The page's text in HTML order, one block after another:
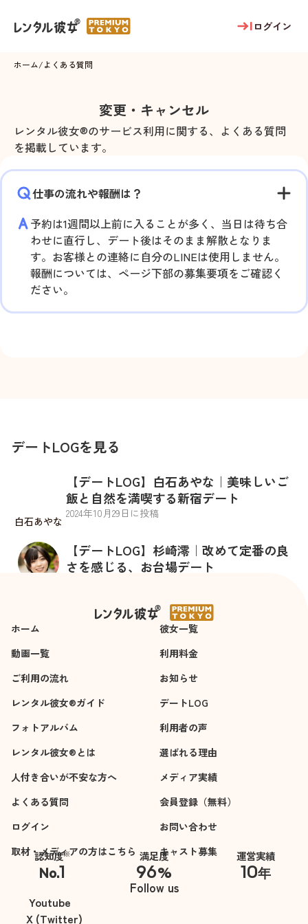
ログイン
ホーム/よくある質問
変更・キャンセル
レンタル彼女®のサービス利用に関する、よくある質問
を掲載しています。
仕事の流れや報酬は？
予約は1週間以上前に入ることが多く、当日は待ち合
わせに直行し、デート後はそのまま解散となりま
す。お客様との連絡に自分のLINEは使用しません。
報酬については、ページ下部の募集要項をご確認く
ださい。
デートLOGを見る
白石あやな
【デートLOG】白石あやな｜美味しいご
飯と自然を満喫する新宿デート
2024年10月29 日に投稿
【デートLOG】杉崎澪｜改めて定番の良
さを感じる、お台場デート
ホーム
彼女一覧
動画一覧
利用料金
ご利用の流れ
お知らせ
レンタル彼女®ガイド
デートLOG
フォトアルバム
利用者の声
レンタル彼女®とは
選ばれる理由
人付き合いが不安な方へ
メディア実績
よくある質問
会員登録（無料）
ログイン
お問い合わせ
取材・メディアの方はこちら
キャスト募集
認知度※
No.1
※自社調べ
満足度
96%
運営実績
10年
Follow us
Youtube
X (Twitter)